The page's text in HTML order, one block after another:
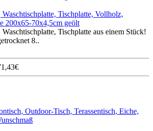
Tischplatte, Vollholz,
200x65-70x4,5cm geölt
Tischplatte aus einem Stück!
8..